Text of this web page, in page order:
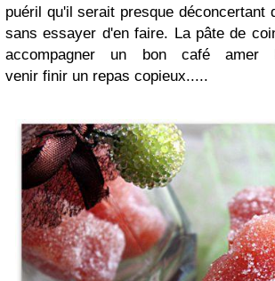
puéril qu'il serait presque déconcertant
sans essayer d'en faire. La pâte de
accompagner un bon café amer
venir finir un repas copieux.....